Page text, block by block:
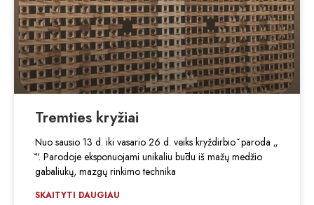
Tremties kryžiai
Nuo sausio 13 d. iki vasario 26 d. veiks kryždirbio ̌ paroda „
̌“. Parodoje eksponuojami unikaliu būdu iš mažų medžio
gabaliukų, mazgų rinkimo technika
SKAITYTI DAUGIAU